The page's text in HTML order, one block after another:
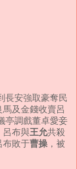
長安強取豪奪民
及金錢收賣呂
亭調戲董卓愛妾
呂布與王允共殺
布敗于曹操 ，被